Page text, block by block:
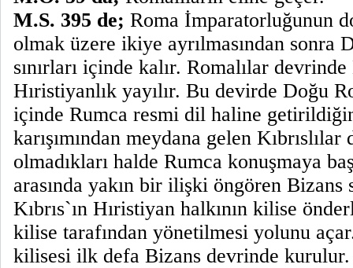
M.S. 395 de; Roma İmparatorluğunun
olmak üzere ikiye ayrılmasından sonra
sınırları içinde kalır. Romalılar devrinde
Hıristiyanlık yayılır. Bu devirde Doğu
içinde Rumca resmi dil haline
karışımından meydana gelen
olmadıkları halde Rumca konuşmaya
arasında yakın bir ilişki öngören Bizans
Kıbrıs`ın Hıristiyan halkının kilise
kilise tarafından yönetilmesi yolunu
kilisesi ilk defa Bizans devrinde kurulur.